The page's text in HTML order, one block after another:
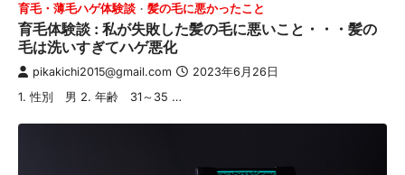
育毛・薄毛ハゲ体験談 髪の毛に悪かったこと
育毛体験談 : 私が失敗した髪の毛に悪いこと・・・髪の
毛は洗いすぎてハゲ悪化
pikakichi2015@gmail.com 2023年6月26日
1. 性別 男 2. 年齢 31～35 …